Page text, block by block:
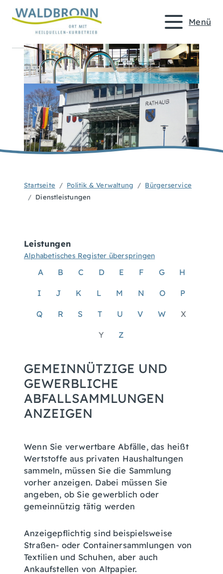
Menü
Startseite Politik & Verwaltung
Bürgerservice
Dienstleistungen
Leistungen
Alphabetisches Register überspringen
A B C D E F G H
I J K L M N O P
Q R S T U V W X
Y Z
GEMEINNÜTZIGE UND
GEWERBLICHE
ABFALLSAMMLUNGEN
ANZEIGEN
Wenn Sie verwertbare Abfälle, das heißt
Wertstoffe aus privaten Haushaltungen
sammeln, müssen Sie die Sammlung
vorher anzeigen. Dabei müssen Sie
angeben, ob Sie gewerblich oder
gemeinnützig tätig werden
Anzeigepflichtig sind beispielsweise
Straßen- oder Containersammlungen von
Textilien und Schuhen, aber auch
Ankaufstellen von Altpapier.